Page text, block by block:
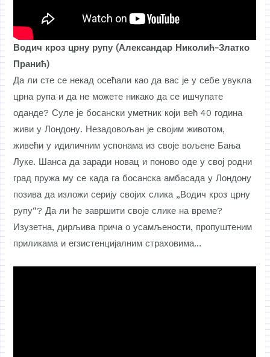
Водич кроз црну рупу (Александар Николић-Златко
Пранић)
Да ли сте се некад осећали као да вас је у себе увукла
црна рупа и да не можете никако да се ишчупате
оданде? Суле је босански уметник који већ 40 година
живи у Лондону. Незадовољан је својим животом,
живећи у идиличним успонама из своје вољене Бања
Луке. Шанса да заради новац и поново оде у свој родни
град пружа му се када га босанска амбасада у Лондону
позива да изложи серију својих слика „Водич кроз црну
рупу“? Да ли ће завршити своје слике на време?
Изузетна, дирљива прича о усамљености, пропуштеним
приликама и егзистенцијалним страховима…